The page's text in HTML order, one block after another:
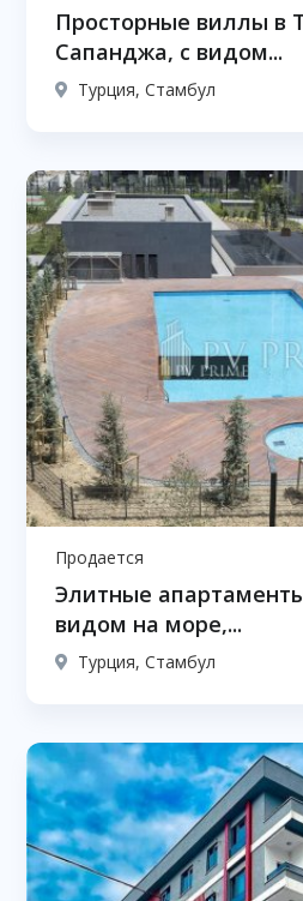
Просторные виллы в
Сапанджа, с видом...
Турция, Стамбул
Продается
Элитные
видом на море,...
Турция, Стамбул